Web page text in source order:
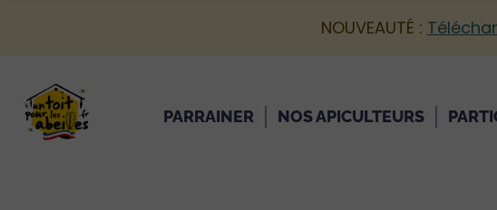
NOUVEAUTÉ :
PARRAINER NOS APICULTEURS